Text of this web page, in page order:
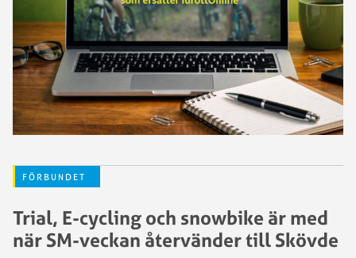
FÖRBUNDET
Trial, E-cycling och snowbike är med
när SM-veckan återvänder till Skövde